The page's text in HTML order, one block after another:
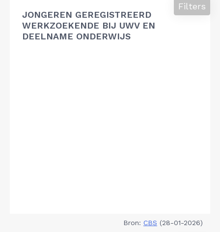
JONGEREN GEREGISTREERD
WERKZOEKENDE BIJ UWV EN
DEELNAME ONDERWIJS
Filters
Bron: CBS (28-01-2026)